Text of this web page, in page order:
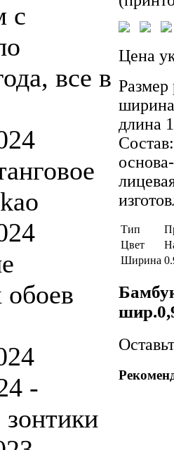
с
все в
-
Цена
Размер
длина
Состав:
Тип
Цвет
Ширина